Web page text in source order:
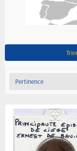
Pertinence